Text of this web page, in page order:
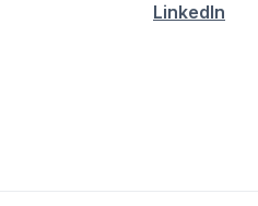
LinkedIn